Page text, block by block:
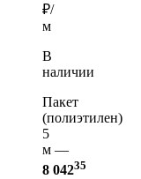
₽/
м
В
наличии
Пакет
(полиэтилен)
5
м —
8 04235